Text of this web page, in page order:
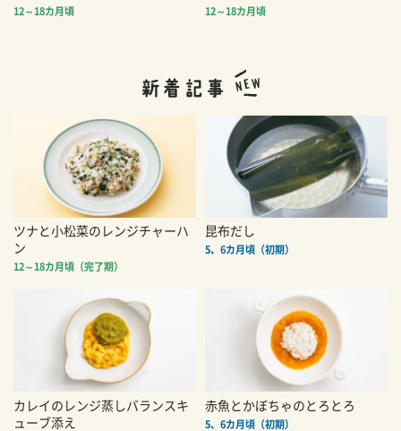
12～18カ月頃 12～18カ月頃
ツナと小松菜のレンジチャーハ
ン
12～18カ月頃（完了期）
昆布だし
5、6カ月頃（初期）
カレイのレンジ蒸しバランスキ
ューブ添え
赤魚とかぼちゃのとろとろ
5、6カ月頃（初期）